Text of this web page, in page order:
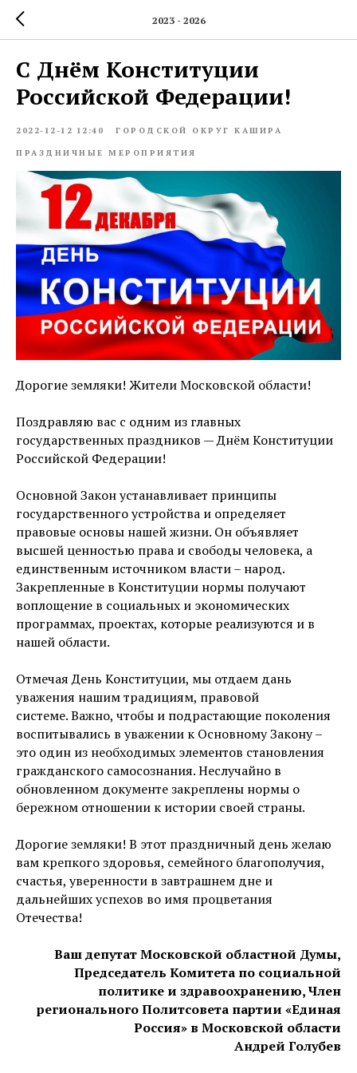
2023 - 2026
С Днём Конституции
Российской Федерации!
2022-12-12 12:40 ГОРОДСКОЙ ОКРУГ КАШИРА
ПРАЗДНИЧНЫЕ МЕРОПРИЯТИЯ
Дорогие земляки! Жители Московской области!
Поздравляю вас с одним из главных
государственных праздников — Днём Конституции
Российской Федерации!
Основной Закон устанавливает принципы
государственного устройства и определяет
правовые основы нашей жизни. Он объявляет
высшей ценностью права и свободы человека, а
единственным источником власти – народ.
Закрепленные в Конституции нормы получают
воплощение в социальных и экономических
программах, проектах, которые реализуются и в
нашей области.
Отмечая День Конституции, мы отдаем дань
уважения нашим традициям, правовой
системе. Важно, чтобы и подрастающие поколения
воспитывались в уважении к Основному Закону –
это один из необходимых элементов становления
гражданского самосознания. Неслучайно в
обновленном документе закреплены нормы о
бережном отношении к истории своей страны.
Дорогие земляки! В этот праздничный день желаю
вам крепкого здоровья, семейного благополучия,
счастья, уверенности в завтрашнем дне и
дальнейших успехов во имя процветания
Отечества!
Ваш депутат Московской областной Думы,
Председатель Комитета по социальной
политике и здравоохранению, Член
регионального Политсовета партии «Единая
Россия» в Московской области
Андрей Голубев